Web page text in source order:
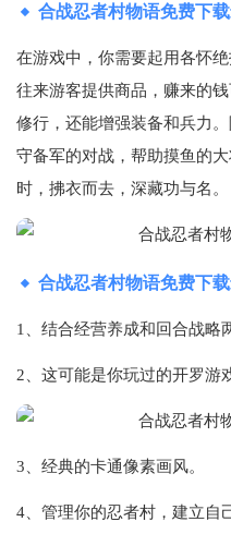
合战忍者村物语免费下
在游戏中，你需要起用各怀
往来游客提供商品，赚来的
修行，还能增强装备和兵力
守备军的对战，帮助摸鱼的
时，拂衣而去，深藏功与名。
合战忍者村物语免费下
1、结合经营养成和回合战略
2、这可能是你玩过的开罗游
3、经典的卡通像素画风。
4、管理你的忍者村，建立自